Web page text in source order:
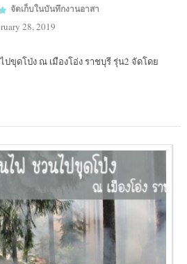
จัดเก็บในบันทึกงานอาสา
28, 2019
ขุดโป่ง ณ เมืองโอ่ง ราชบุรี รุ่น2 จัดโดย